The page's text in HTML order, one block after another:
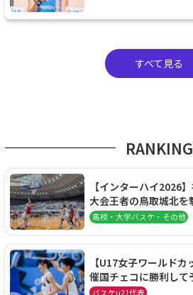
すべて見る
RANKING
【インターハイ2026
大会王者の鳥取城北
阜女子に完勝、大会3
高校・大学バスケ・その他
【U17女子ワールド
催国チェコに勝利し
通過！準々決勝の相手
バスケu21代表